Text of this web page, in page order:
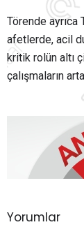
Törende ayrıca
afetlerde, acil
kritik rolün altı
çalışmaların
Yorumlar